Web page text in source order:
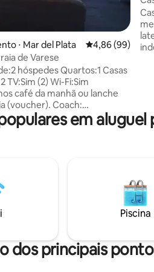
⋅ Mar del Plata 4,86 de uma
4,86 (99)
de Varese
hóspedes Quartos:1 Casas
TV:Sim (2) Wi-Fi:Sim
café da manhã ou lanche
Coach:
, carro chico ou médio ,
2 metros de largura ,entra
sauna, academia, em frente à
apartamento de dois
em
Piscina
dos principais